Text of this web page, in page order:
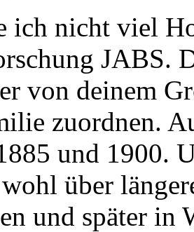
ich nicht viel
JABS.
von deinem
zuordnen.
und 1900.
über
und später in